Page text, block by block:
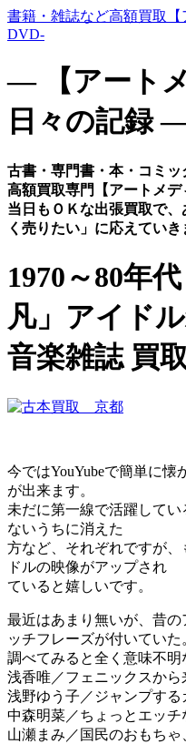
書籍・雑誌など高額買取【
DVD-
― 【アート
日々の記録
古書・専門書・本・コミ
高額買取専門【アートメデ
当日もＯＫな出張買取で
く売りたい」に応えていき
1970～80年
凡」アイド
音楽雑誌 買
今ではYouYubeで簡単に懐
が出来ます。
未だに第一線で活躍して
ないうちに消えた
方など、それぞれですが
ドルの映像がアップされ
ていると嬉しいです。
最近はあまり無いが、昔
ッチフレーズが付いていた
調べてみると全く意味不明
浅香唯／フェニックスから
浅野ゆう子／ジャンプする
中森明菜／ちょっとエッチ
山瀬まみ／国民のおもちゃ